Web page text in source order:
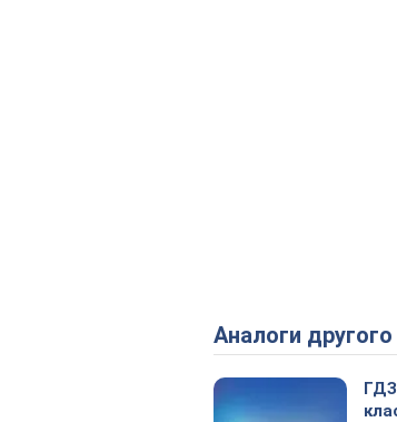
Аналоги